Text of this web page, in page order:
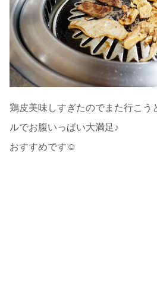
鶏皮美味しすぎたのでまた行こ
ルでお腹いっぱい大満足♪
おすすめです☺